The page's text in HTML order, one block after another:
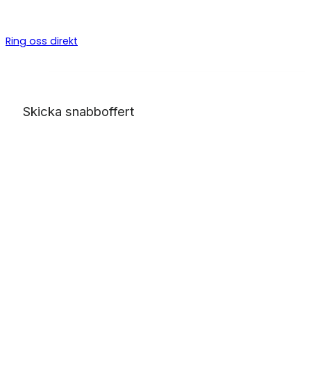
Ring oss direkt
Skicka snabboffert